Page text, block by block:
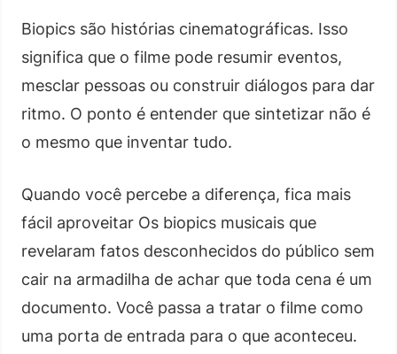
Biopics são histórias cinematográficas. Isso
significa que o filme pode resumir eventos,
mesclar pessoas ou construir diálogos para dar
ritmo. O ponto é entender que sintetizar não é
o mesmo que inventar tudo.
Quando você percebe a diferença, fica mais
fácil aproveitar Os biopics musicais que
revelaram fatos desconhecidos do público sem
cair na armadilha de achar que toda cena é um
documento. Você passa a tratar o filme como
uma porta de entrada para o que aconteceu.